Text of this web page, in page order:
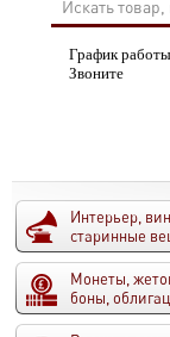
График
Звоните
Интерьер,
старинные
Монеты,
боны,